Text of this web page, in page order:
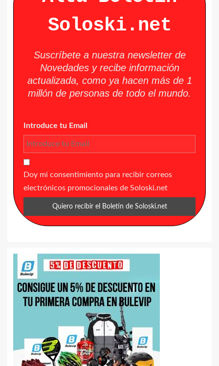
Soloski.net
Suscríbete a nuestra newsletter de
Novedades y recibe información
actualizada, como ya hacen más de 1
millón de personas de todo el mundo.
Introduce tu Email
Doy mi consentimiento para recibir correos
electrónicos promocionales de Soloski.net